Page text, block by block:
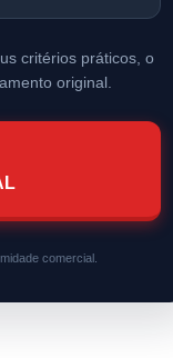
critérios práticos, o
original.
comercial.